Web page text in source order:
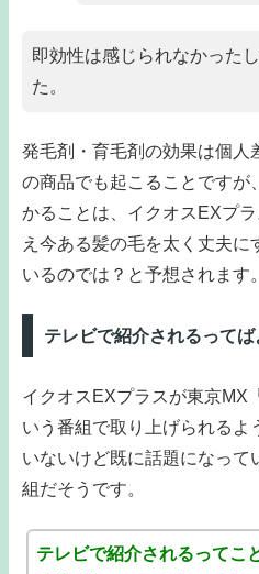
即効性は感じられなかった
た。
発毛剤・育毛剤の効果は個人
の商品でも起こることですが
かることは、イクオスEXプ
え今ある髪の毛を太く丈夫に
いるのでは？と予想されます。
テレビで紹介されるってば
イクオスEXプラスが東京MX
いう番組で取り上げられるよ
いないけど既に話題になって
組だそうです。
テレビで紹介されるってこ